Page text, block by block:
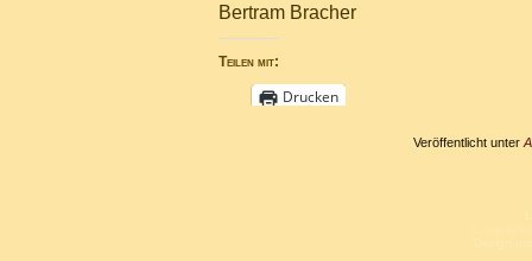
Bertram Bracher
Teilen mit:
Drucken
Veröffentlicht unter